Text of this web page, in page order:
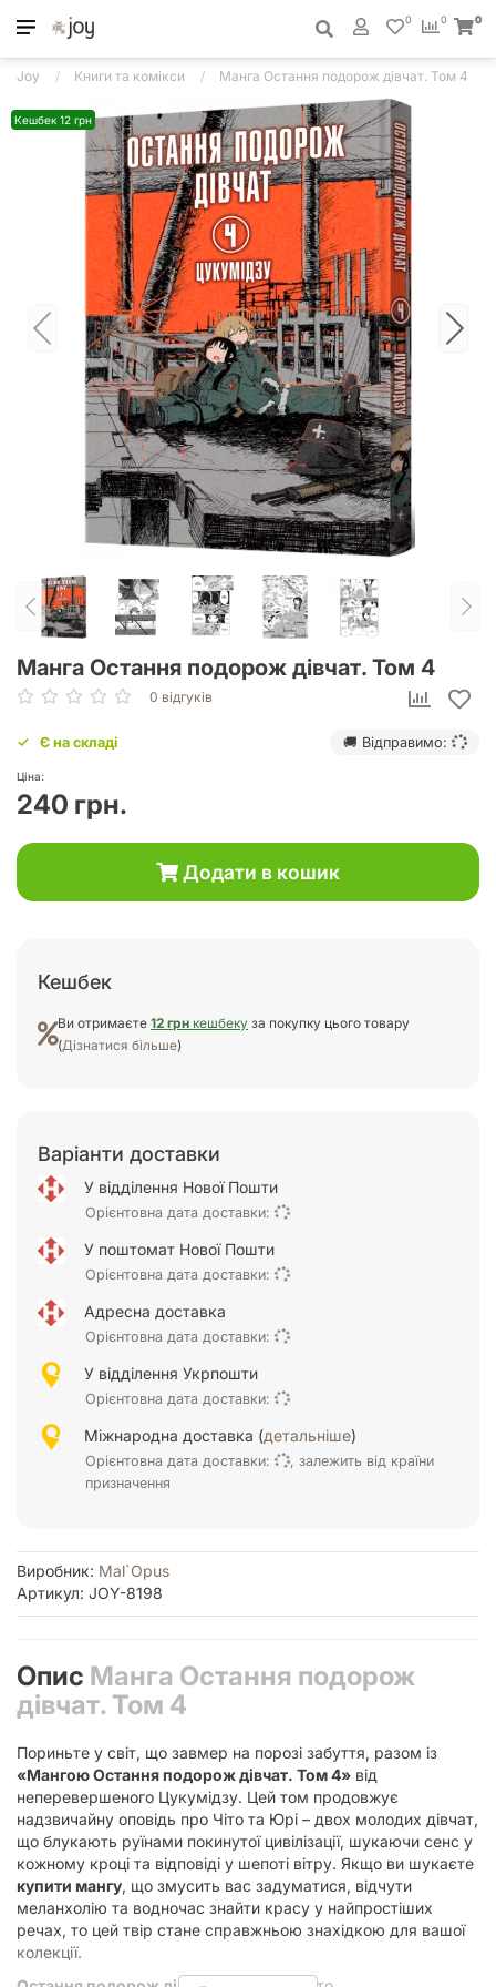
0
0 0
Joy Книги та комікси Манга Остання подорож дівчат. Том 4
Кешбек 12 грн
Манга Остання подорож дівчат. Том 4
0 відгуків
Є на складі 🚚 Відправимо:
Ціна:
240 грн.
Додати в кошик
Кешбек
Ви отримаєте 12 грн кешбеку за покупку цього товару
(Дізнатися більше)
Варіанти доставки
У відділення Нової Пошти
Орієнтовна дата доставки:
У поштомат Нової Пошти
Орієнтовна дата доставки:
Адресна доставка
Орієнтовна дата доставки:
У відділення Укрпошти
Орієнтовна дата доставки:
Міжнародна доставка (детальніше)
Орієнтовна дата доставки:
, залежить від країни
призначення
Виробник: Mal`Opus
Артикул: JOY-8198
Опис Манга Остання подорож
дівчат. Том 4
Пориньте у світ, що завмер на порозі забуття, разом із
«Мангою Остання подорож дівчат. Том 4» від
неперевершеного Цукумідзу. Цей том продовжує
надзвичайну оповідь про Чіто та Юрі – двох молодих дівчат,
що блукають руїнами покинутої цивілізації, шукаючи сенс у
кожному кроці та відповіді у шепоті вітру. Якщо ви шукаєте
купити мангу, що змусить вас задуматися, відчути
меланхолію та водночас знайти красу у найпростіших
речах, то цей твір стане справжньою знахідкою для вашої
колекції.